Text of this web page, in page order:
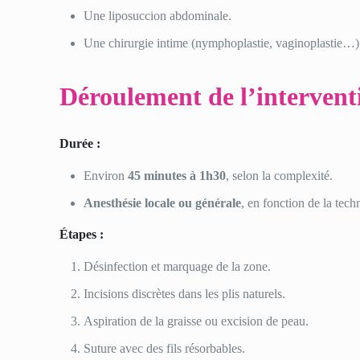
Une liposuccion abdominale.
Une chirurgie intime (nymphoplastie,
Déroulement de
Durée :
Environ45 minutes à 1h30, selon la complexité.
Anesthésie locale ou générale, en fonction de la
Étapes :
Désinfection et marquage de la zone.
Incisions discrètes dans les plis naturels.
Aspiration de la graisse ou excision de peau.
Suture avec des fils résorbables.